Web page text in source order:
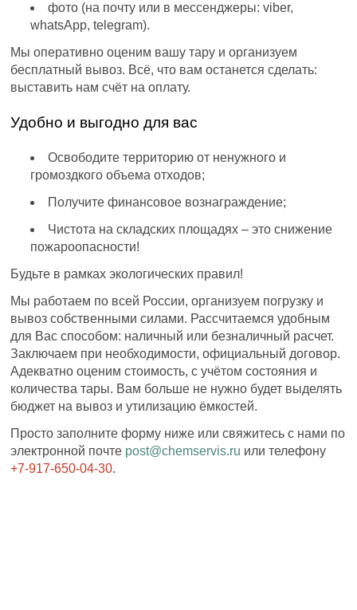
фото (на почту или в мессенджеры: viber,
whatsApp, telegram).
Мы оперативно оценим вашу тару и организуем
бесплатный вывоз. Всё, что вам останется сделать:
выставить нам счёт на оплату.
Удобно и выгодно для вас
Освободите территорию от ненужного и
громоздкого объема отходов;
Получите финансовое вознаграждение;
Чистота на складских площадях – это снижение
пожароопасности!
Будьте в рамках экологических правил!
Мы работаем по всей России, организуем погрузку и
вывоз собственными силами. Рассчитаемся удобным
для Вас способом: наличный или безналичный расчет.
Заключаем при необходимости, официальный договор.
Адекватно оценим стоимость, с учётом состояния и
количества тары. Вам больше не нужно будет выделять
бюджет на вывоз и утилизацию ёмкостей.
Просто заполните форму ниже или свяжитесь с нами по
электронной почте post@chemservis.ru или телефону
+7-917-650-04-30.